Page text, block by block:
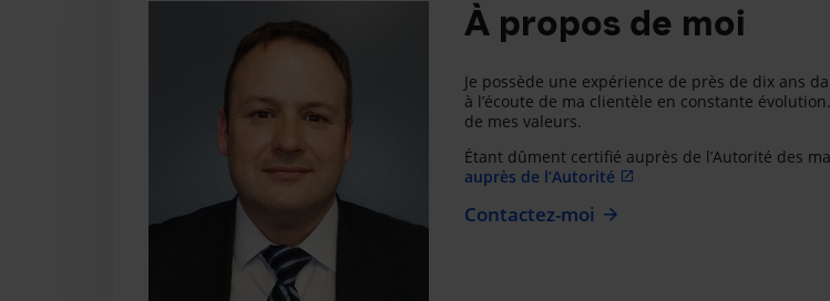
À propos de moi
Je possède une expérience de près de dix ans
à l’écoute de ma clientèle en constante
de mes valeurs.
Étant dûment certifié auprès de l’Autorité des
auprès de l’Autorité
Contactez-moi